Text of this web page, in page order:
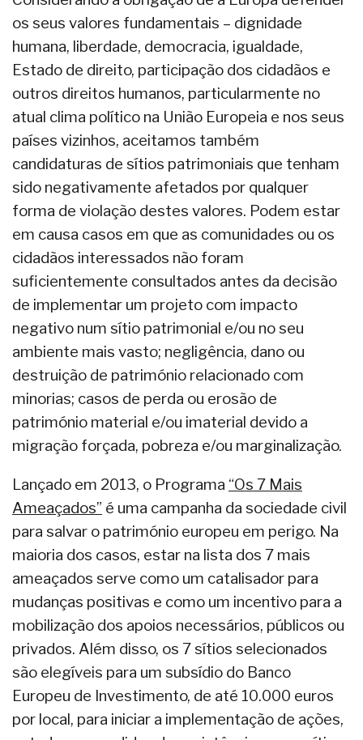
os seus valores fundamentais – dignidade
humana, liberdade, democracia, igualdade,
Estado de direito, participação dos cidadãos e
outros direitos humanos, particularmente no
atual clima político na União Europeia e nos seus
países vizinhos, aceitamos também
candidaturas de sítios patrimoniais que tenham
sido negativamente afetados por qualquer
forma de violação destes valores. Podem estar
em causa casos em que as comunidades ou os
cidadãos interessados não foram
suficientemente consultados antes da decisão
de implementar um projeto com impacto
negativo num sítio patrimonial e/ou no seu
ambiente mais vasto; negligência, dano ou
destruição de património relacionado com
minorias; casos de perda ou erosão de
património material e/ou imaterial devido a
migração forçada, pobreza e/ou marginalização.
Lançado em 2013, o Programa “Os 7 Mais
Ameaçados” é uma campanha da sociedade civil
para salvar o património europeu em perigo. Na
maioria dos casos, estar na lista dos 7 mais
ameaçados serve como um catalisador para
mudanças positivas e como um incentivo para a
mobilização dos apoios necessários, públicos ou
privados. Além disso, os 7 sítios selecionados
são elegíveis para um subsídio do Banco
Europeu de Investimento, de até 10.000 euros
por local, para iniciar a implementação de ações,